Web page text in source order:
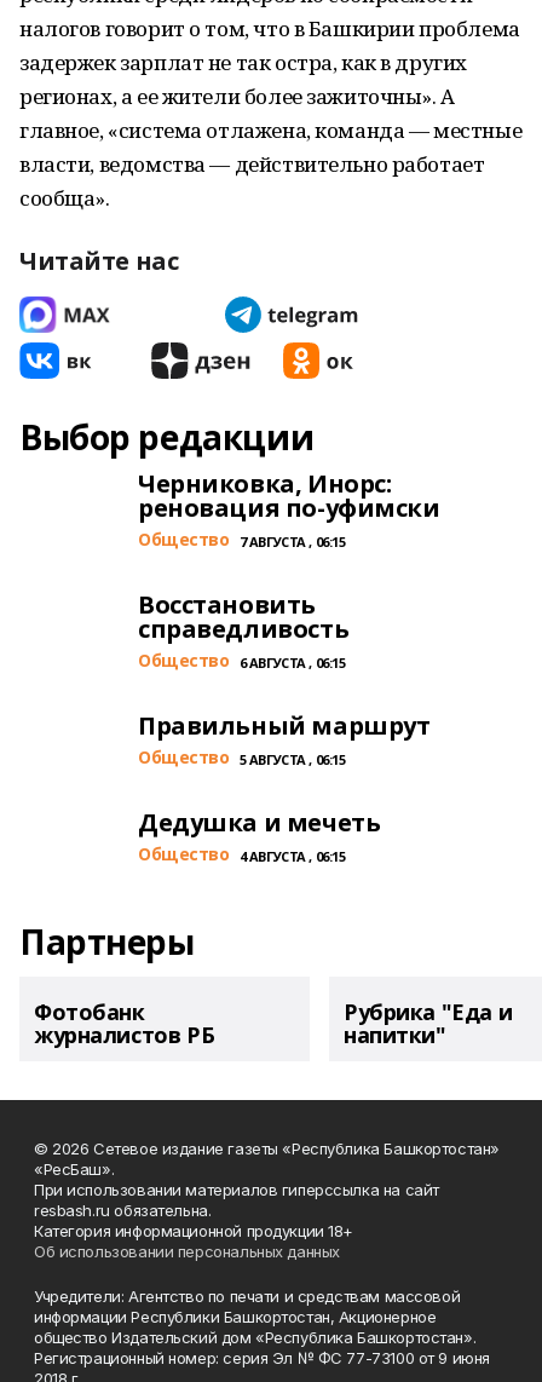
налогов говорит о том, что в Башкирии проблема
задержек зарплат не так остра, как в других
регионах, а ее жители более зажиточны». А
главное, «система отлажена, команда — местные
власти, ведомства — действительно работает
сообща».
Читайте нас
Выбор редакции
Черниковка, Инорс:
реновация по-уфимски
Общество 7 АВГУСТА , 06:15
Восстановить
справедливость
Общество 6 АВГУСТА , 06:15
Правильный маршрут
Общество 5 АВГУСТА , 06:15
Дедушка и мечеть
Общество 4 АВГУСТА , 06:15
Партнеры
Фотобанк
журналистов РБ
Рубрика "Еда и
напитки"
© 2026 Сетевое издание газеты «Республика Башкортостан»
«РесБаш».
При использовании материалов гиперссылка на сайт
resbash.ru обязательна.
Категория информационной продукции 18+
Об использовании персональных данных
Учредители: Агентство по печати и средствам массовой
информации Республики Башкортостан, Акционерное
общество Издательский дом «Республика Башкортостан».
Регистрационный номер: серия Эл № ФС 77-73100 от 9 июня